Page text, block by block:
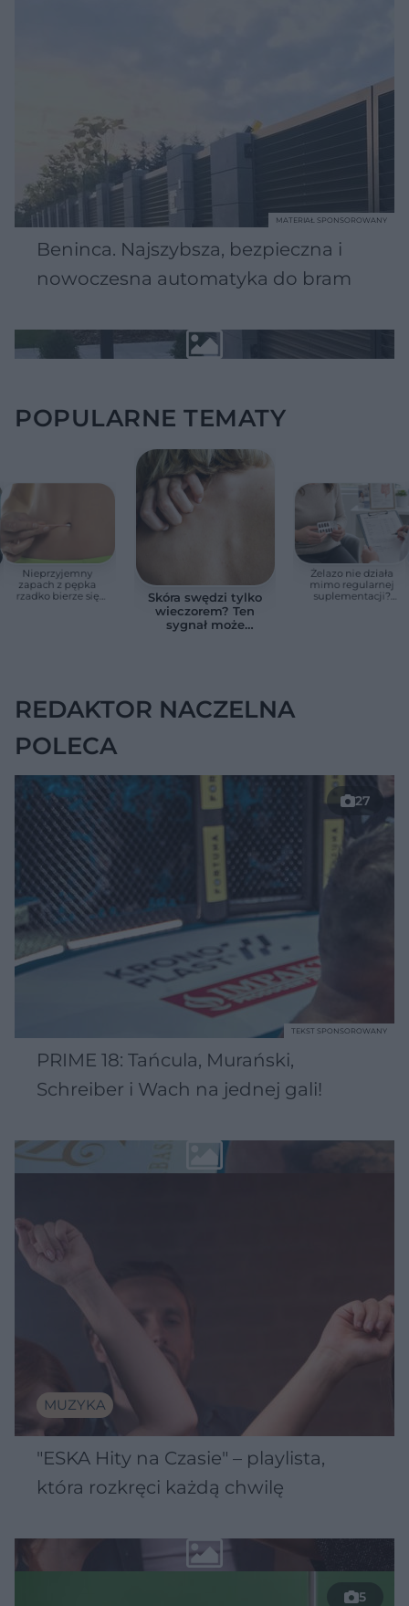
Beninca. Najszybsza, bezpieczna i
nowoczesna automatyka do bram
MATERIAŁ SPONSOROWANY
POPULARNE TEMATY
Nieprzyjemny
zapach z pępka
rzadko bierze się
Skóra swędzi tylko
wieczorem? Ten
sygnał może
Żelazo nie działa
mimo regularnej
suplementacji?
REDAKTOR NACZELNA
POLECA
27
PRIME 18: Tańcula, Murański,
Schreiber i Wach na jednej gali!
TEKST SPONSOROWANY
MUZYKA
"ESKA Hity na Czasie" – playlista,
która rozkręci każdą chwilę
5